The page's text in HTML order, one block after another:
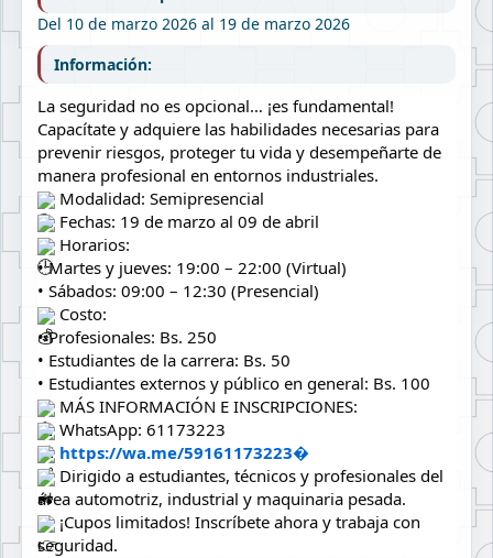
Del 10 de marzo 2026 al 19 de marzo 2026
Información:
La seguridad no es opcional… ¡es fundamental!
Capacítate y adquiere las habilidades necesarias para
prevenir riesgos, proteger tu vida y desempeñarte de
manera profesional en entornos industriales.
Modalidad: Semipresencial
Fechas: 19 de marzo al 09 de abril
Horarios:
• Martes y jueves: 19:00 – 22:00 (Virtual)
• Sábados: 09:00 – 12:30 (Presencial)
Costo:
• Profesionales: Bs. 250
• Estudiantes de la carrera: Bs. 50
• Estudiantes externos y público en general: Bs. 100
MÁS INFORMACIÓN E INSCRIPCIONES:
WhatsApp: 61173223
https://wa.me/59161173223⁠�
Dirigido a estudiantes, técnicos y profesionales del
área automotriz, industrial y maquinaria pesada.
¡Cupos limitados! Inscríbete ahora y trabaja con
seguridad.